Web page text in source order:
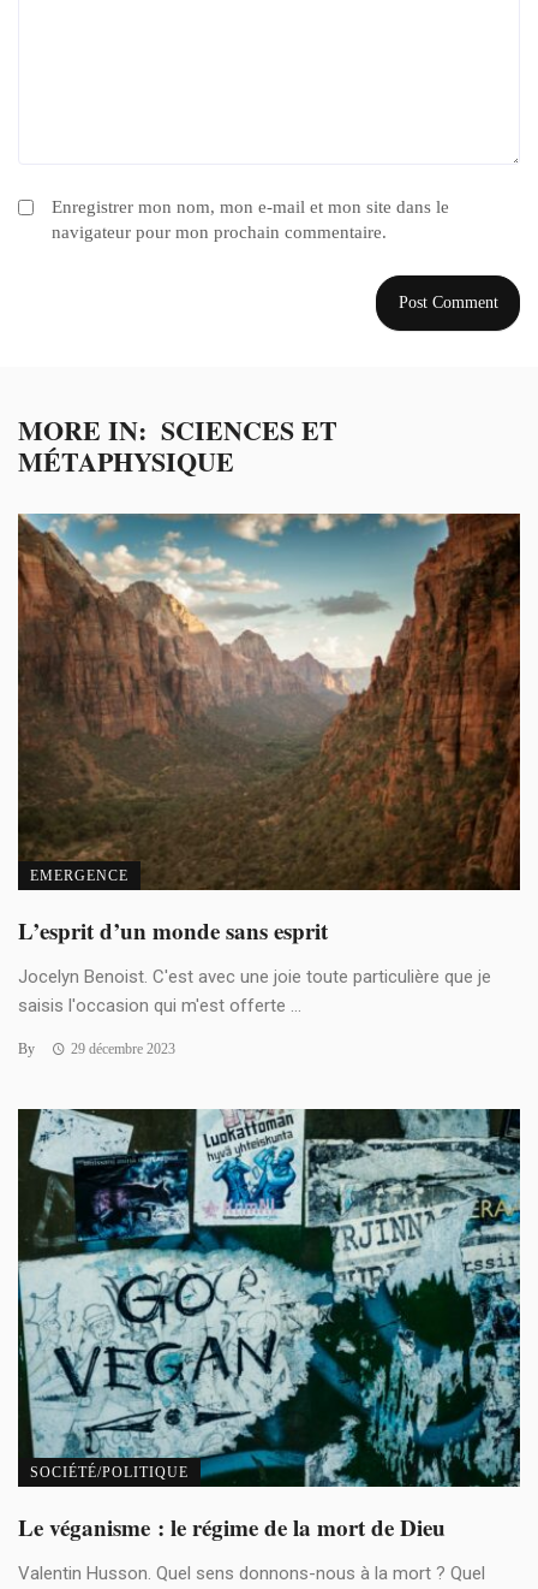
Enregistrer mon nom, mon e-mail et mon site dans le
navigateur pour mon prochain commentaire.
MORE IN: SCIENCES ET
MÉTAPHYSIQUE
EMERGENCE
L’esprit d’un monde sans esprit
Jocelyn Benoist. C'est avec une joie toute particulière que je
saisis l'occasion qui m'est offerte ...
By 29 décembre 2023
SOCIÉTÉ/POLITIQUE
Le véganisme : le régime de la mort de Dieu
Valentin Husson. Quel sens donnons-nous à la mort ? Quel